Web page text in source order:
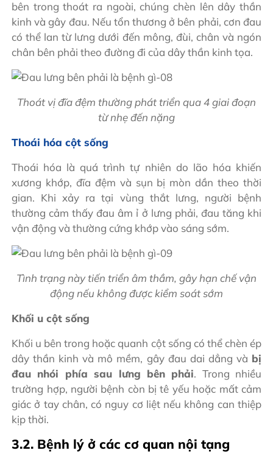
bên trong thoát ra ngoài, chúng chèn lên dây thần
kinh và gây đau. Nếu tổn thương ở bên phải, cơn đau
có thể lan từ lưng dưới đến mông, đùi, chân và ngón
chân bên phải theo đường đi của dây thần kinh tọa.
Thoát vị đĩa đệm thường phát triển qua 4 giai đoạn
từ nhẹ đến nặng
Thoái hóa cột sống
Thoái hóa là quá trình tự nhiên do lão hóa khiến
xương khớp, đĩa đệm và sụn bị mòn dần theo thời
gian. Khi xảy ra tại vùng thắt lưng, người bệnh
thường cảm thấy đau âm ỉ ở lưng phải, đau tăng khi
vận động và thường cứng khớp vào sáng sớm.
Tình trạng này tiến triển âm thầm, gây hạn chế vận
động nếu không được kiểm soát sớm
Khối u cột sống
Khối u bên trong hoặc quanh cột sống có thể chèn ép
dây thần kinh và mô mềm, gây đau dai dẳng và bị
đau nhói phía sau lưng bên phải. Trong nhiều
trường hợp, người bệnh còn bị tê yếu hoặc mất cảm
giác ở tay chân, có nguy cơ liệt nếu không can thiệp
kịp thời.
3.2. Bệnh lý ở các cơ quan nội tạng